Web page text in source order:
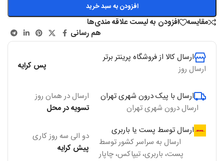
افزودن به سبد خرید
مقایسه
افزودن به لیست علاقه مندی‌ها
هم رسانی
ارسال کالا از فروشگاه پرینتر برتر
ارسال روز
پس کرایه
ارسال با پیک درون شهری تهران
ارسال درون شهری تهران
ارسال در همان روز
تسویه در محل
ارسال توسط پست یا باربری
ارسال به سراسر کشور توسط
پست، باربری، تیپاکس، چاپار
دو الی سه روز کاری
پیش کرایه